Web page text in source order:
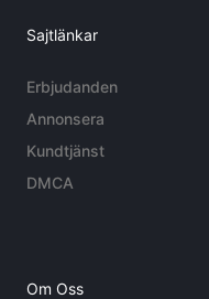
Sajtlänkar
Erbjudanden
Annonsera
Kundtjänst
DMCA
Om Oss